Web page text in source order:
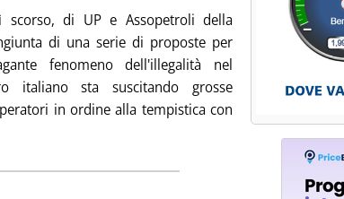
scorso, di UP e Assopetroli della
di una serie di proposte per
fenomeno dell'illegalità nel
italiano sta suscitando grosse
in ordine alla tempistica con